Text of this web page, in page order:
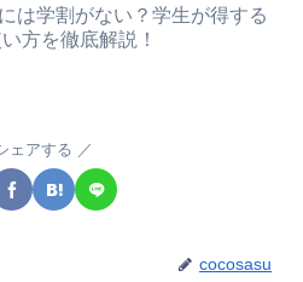
は学割がない？学生が得する
方を徹底解説！
ェアする
cocosasu